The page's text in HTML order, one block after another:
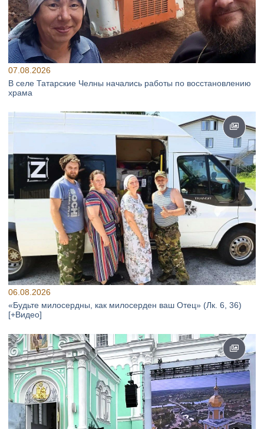
07.08.2026
В селе Татарские Челны начались работы по восстановлению
храма
06.08.2026
«Будьте милосердны, как милосерден ваш Отец» (Лк. 6, 36)
[+Видео]